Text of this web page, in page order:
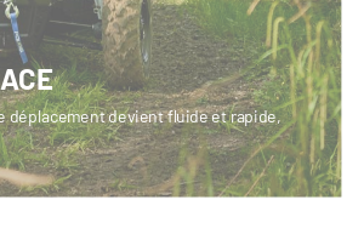
déplacement devient fluide et rapide,